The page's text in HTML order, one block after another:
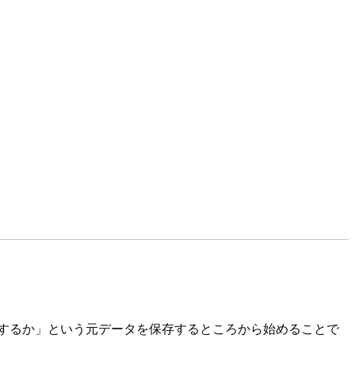
か」という元データを保存するところから始めることで